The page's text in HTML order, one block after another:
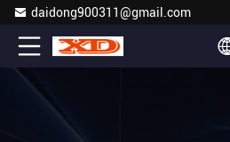
daidong900311@gmail.com